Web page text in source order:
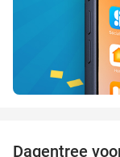
Dagentree